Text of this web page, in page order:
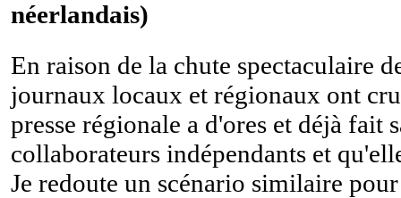
néerlandais)
En raison de la chute spectaculaire
journaux locaux et régionaux ont
presse régionale a d'ores et déjà
collaborateurs indépendants et
Je redoute un scénario similaire